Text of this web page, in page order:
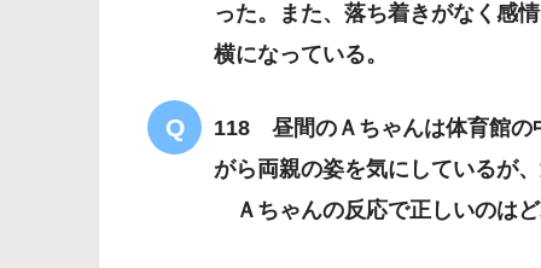
育児で疲れている長女には頼め
った。また、落ち着きがなく感
横になっている。
118 昼間のＡちゃんは体育館の
がら両親の姿を気にしているが
Ａちゃんの反応で正しいのは